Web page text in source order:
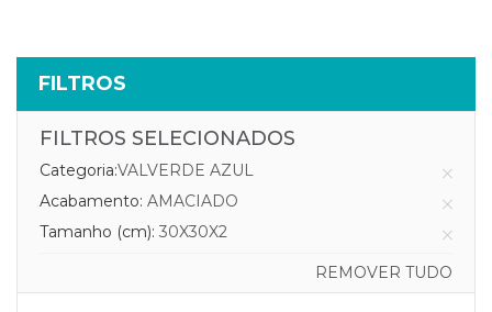
FILTROS
FILTROS SELECIONADOS
Categoria:VALVERDE AZUL
Acabamento: AMACIADO
Tamanho (cm): 30X30X2
REMOVER TUDO